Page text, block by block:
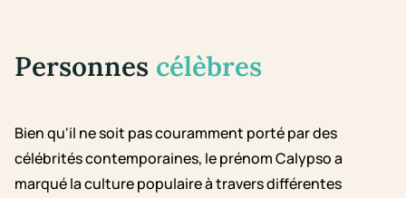
Personnes célèbres
Bien qu'il ne soit pas couramment porté par des
célébrités contemporaines, le prénom Calypso a
marqué la culture populaire à travers différentes